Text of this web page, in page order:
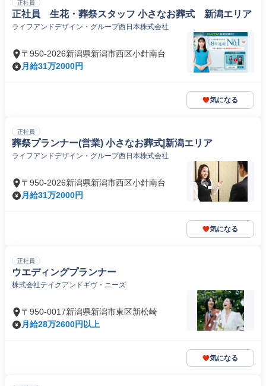
正社員
正社員 生花・葬祭スタッフ 小さなお葬式 新潟エリア
ライフアンドデザイン・グループ西日本株式会社
〒950-2026新潟県新潟市西区小針南台
月給31万2000円
気になる
正社員
葬祭プランナー(営業) 小さなお葬式|新潟エリア
ライフアンドデザイン・グループ西日本株式会社
〒950-2026新潟県新潟市西区小針南台
月給31万2000円
気になる
正社員
ウエディングプランナー
株式会社テイクアンドギヴ・ニーズ
〒950-0017新潟県新潟市東区新松崎
月給28万2600円以上
気になる